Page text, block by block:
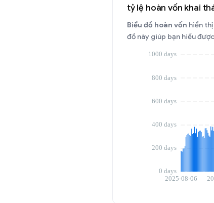
tỷ lệ hoàn vốn khai
Biểu đồ hoàn vốn hiển
đồ này giúp bạn hiểu